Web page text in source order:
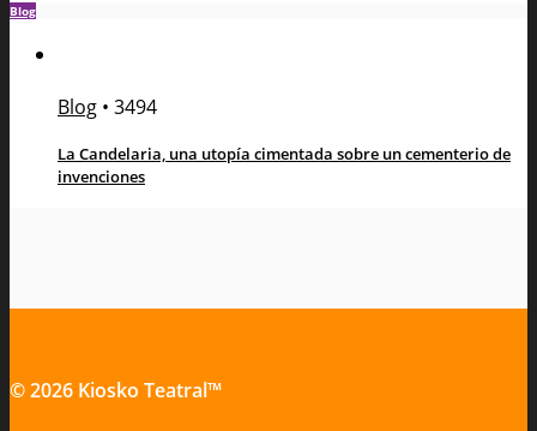
Blog
Blog • 3494
La Candelaria, una utopía cimentada sobre un cementerio de
invenciones
© 2026 Kiosko Teatral™